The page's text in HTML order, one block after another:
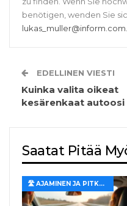
benötigen, wenden Sie
EDELLINEN VIESTI
Kuinka valita oikeat
kesärenkaat autoosi
Saatat Pitää
🛣️ AJAMINEN JA PITKÄT MATKAT